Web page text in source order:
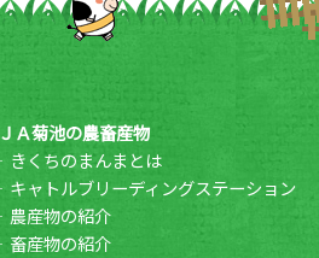
ＪＡ菊池の農畜産物
きくちのまんまとは
キャトルブリーディングステーション
農産物の紹介
畜産物の紹介